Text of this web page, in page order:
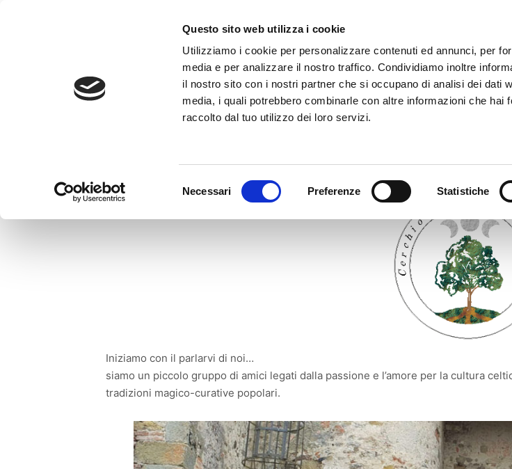
Questo sito web utilizza i cookie
Utilizziamo i cookie per personalizzare contenuti ed annunci, per
media e per analizzare il nostro traffico. Condividiamo inoltre
il nostro sito con i nostri partner che si occupano di analisi dei dati
media, i quali potrebbero combinarle con altre informazioni che hai
raccolto dal tuo utilizzo dei loro servizi.
Necessari Preferenze Statistiche
CHI SIAMO
CHI SIAMO
Iniziamo con il parlarvi di noi…
siamo un piccolo gruppo di amici legati dalla passione e l’amore per la cultura
tradizioni magico-curative popolari.